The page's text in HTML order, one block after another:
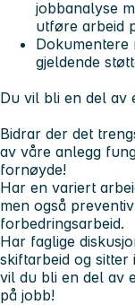
jobbanalyse
utføre arbeid
Dokumentere
gjeldende
Du vil bli en del av
Bidrar der det
av våre anlegg
fornøyde!
Har en variert
men også
forbedringsarbeid.
Har faglige
skiftarbeid og
vil du bli en del av
på jobb!